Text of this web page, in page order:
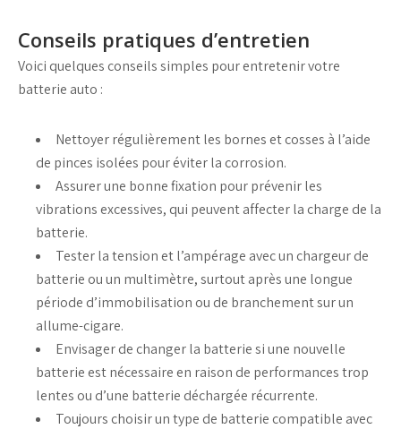
Conseils pratiques d’entretien
Voici quelques conseils simples pour entretenir votre
batterie auto :
Nettoyer régulièrement les bornes etcosses à l’aide
de pinces isolées pour éviter la corrosion.
Assurer une bonne fixation pour prévenir les
vibrations excessives, qui peuvent affecter la charge de la
batterie.
Tester latension et l’ampérage avec un chargeur de
batterie ou un multimètre, surtout après une longue
période d’immobilisation ou de branchement sur un
allume-cigare.
Envisager de changer la batteriesi une nouvelle
batterie est nécessaire en raison de performances trop
lentes ou d’une batterie déchargée récurrente.
Toujours choisir untype de batterie compatible avec